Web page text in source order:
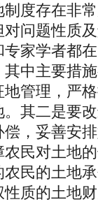
度存在非
问题性质
家学者都
中主要措
管理，严
其二是要
，妥善安
民对土地
民的土地
质的土地